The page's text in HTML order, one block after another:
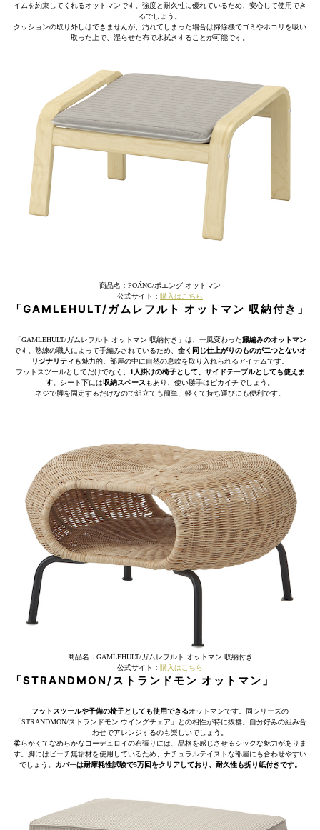
イムを約束してくれるオットマンです。強度と耐久性に優れているため、安心して使用でき
るでしょう。
クッションの取り外しはできませんが、汚れてしまった場合は掃除機でゴミやホコリを吸い
取った上で、湿らせた布で水拭きすることが可能です。
商品名：POÄNG/ポエング オットマン
公式サイト： 購入はこちら
「GAMLEHULT/ガムレフルト オットマン 収納付き」
「GAMLEHULT/ガムレフルト オットマン 収納付き」は、一風変わった籐編みのオットマン
です。熟練の職人によって手編みされているため、 全く同じ仕上がりのものが二つとないオ
リジナリティ も魅力的。部屋の中に自然の息吹を取り入れられるアイテムです。
フットスツールとしてだけでなく、
1人掛けの椅子として、サイドテーブルとしても使えま
す。シート下には収納スペース もあり、使い勝手はピカイチでしょう。
ネジで脚を固定するだけなので組立ても簡単、軽くて持ち運びにも便利です。
商品名：GAMLEHULT/ガムレフルト オットマン 収納付き
公式サイト： 購入はこちら
「STRANDMON/ストランドモン オットマン」
フットスツールや予備の椅子としても使用できるオットマンです。同シリーズの
「STRANDMON/ストランドモン ウイングチェア」との相性が特に抜群。自分好みの組み合
わせでアレンジするのも楽しいでしょう。
柔らかくてなめらかなコーデュロイの布張りには、品格を感じさせるシックな魅力がありま
す。脚にはビーチ無垢材を使用しているため、ナチュラルテイストな部屋にも合わせやすい
でしょう。
カバーは耐摩耗性試験で5万回をクリアしており、耐久性も折り紙付きです。